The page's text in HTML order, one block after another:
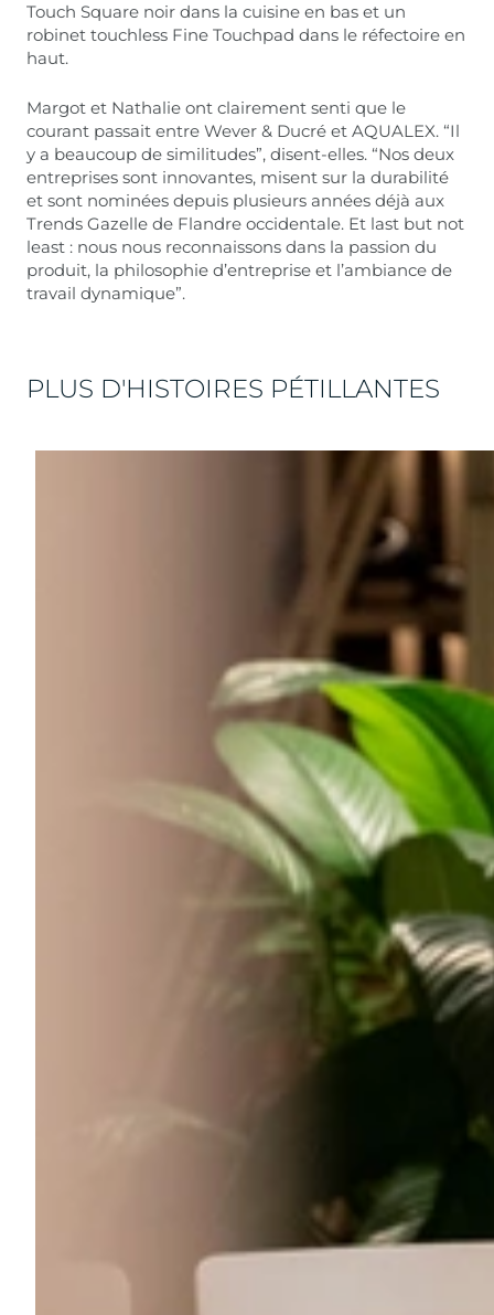
Touch Square noir dans la cuisine en bas et un
robinet touchless Fine Touchpad dans le réfectoire en
haut.
Margot et Nathalie ont clairement senti que le
courant passait entre Wever & Ducré et AQUALEX. “Il
y a beaucoup de similitudes”, disent-elles. “Nos deux
entreprises sont innovantes, misent sur la durabilité
et sont nominées depuis plusieurs années déjà aux
Trends Gazelle de Flandre occidentale. Et last but not
least : nous nous reconnaissons dans la passion du
produit, la philosophie d’entreprise et l’ambiance de
travail dynamique”.
PLUS D'HISTOIRES PÉTILLANTES